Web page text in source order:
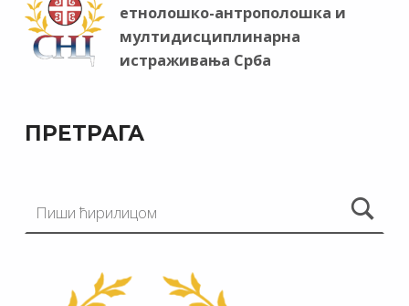
етнолошко-антрополошка и
мултидисциплинарна
истраживања Срба
ПРЕТРАГА